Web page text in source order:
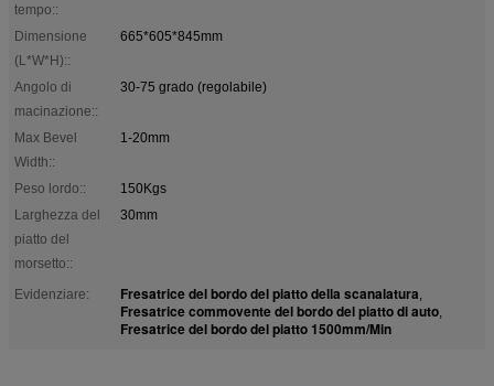
tempo::
Dimensione
(L*W*H)::
665*605*845mm
Angolo di
macinazione::
30-75 grado (regolabile)
Max Bevel
Width::
1-20mm
Peso lordo::
150Kgs
Larghezza del
piatto del
morsetto::
30mm
Evidenziare: Fresatrice del bordo del piatto della scanalatura,
Fresatrice commovente del bordo del piatto di auto,
Fresatrice del bordo del piatto 1500mm/Min